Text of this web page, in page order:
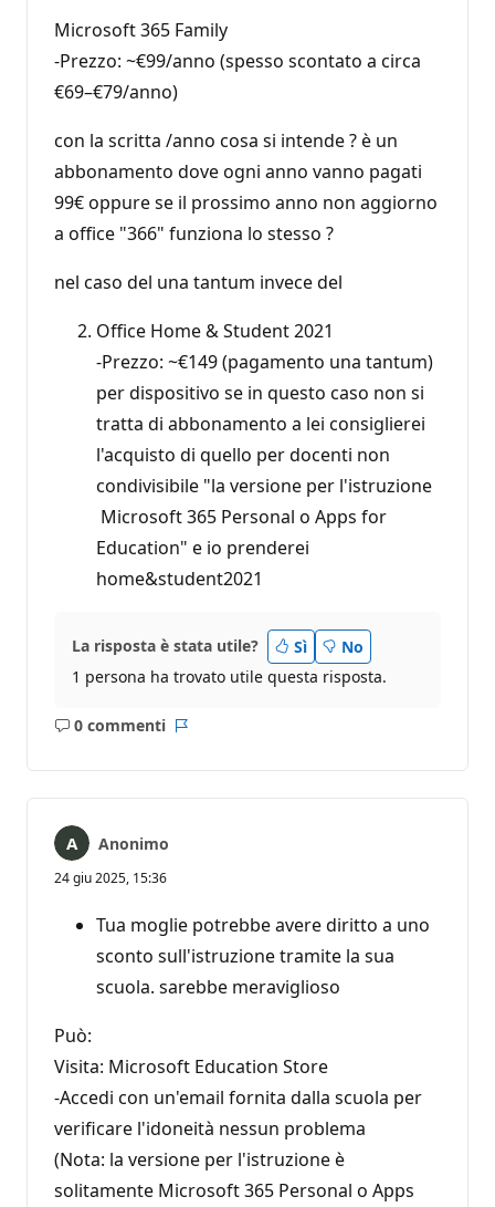
Microsoft 365 Family
-Prezzo: ~€99/anno (spesso scontato a circa
€69–€79/anno)
con la scritta /anno cosa si intende ? è un
abbonamento dove ogni anno vanno pagati
99€ oppure se il prossimo anno non aggiorno
a office "366" funziona lo stesso ?
nel caso del una tantum invece del
Office Home & Student 2021
-Prezzo: ~€149 (pagamento una tantum)
per dispositivo se in questo caso non si
tratta di abbonamento a lei consiglierei
l'acquisto di quello per docenti non
condivisibile "la versione per l'istruzione
Microsoft 365 Personal o Apps for
Education" e io prenderei
home&student2021
La risposta è stata utile? Sì
No
1 persona ha trovato utile questa risposta.
0 commenti
Nessun
Anonimo
24 giu 2025, 15:36
Tua moglie potrebbe avere diritto a uno
sconto sull'istruzione tramite la sua
scuola. sarebbe meraviglioso
Può:
Visita: Microsoft Education Store
-Accedi con un'email fornita dalla scuola per
verificare l'idoneità nessun problema
(Nota: la versione per l'istruzione è
solitamente Microsoft 365 Personal o Apps